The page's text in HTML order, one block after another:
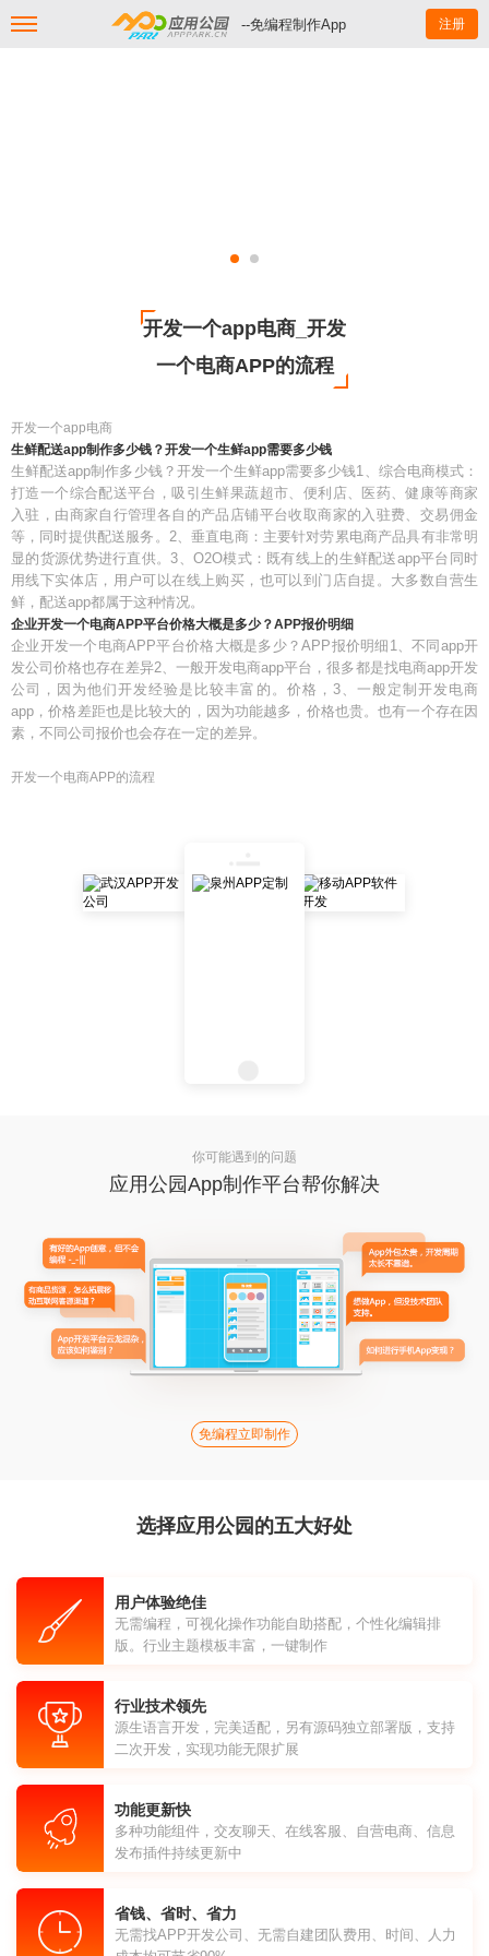
--免编程制作App 注册
开发一个app电商_开发
一个电商APP的流程
开发一个app电商
生鲜配送app制作多少钱？开发一个生鲜app需要多少钱
生鲜配送app制作多少钱？开发一个生鲜app需要多少钱1、综合电商模式：
打造一个综合配送平台，吸引生鲜果蔬超市、便利店、医药、健康等商家
入驻，由商家自行管理各自的产品店铺平台收取商家的入驻费、交易佣金
等，同时提供配送服务。2、垂直电商：主要针对劳累电商产品具有非常明
显的货源优势进行直供。3、O2O模式：既有线上的生鲜配送app平台同时
用线下实体店，用户可以在线上购买，也可以到门店自提。大多数自营生
鲜，配送app都属于这种情况。
企业开发一个电商APP平台价格大概是多少？APP报价明细
企业开发一个电商APP平台价格大概是多少？APP报价明细1、不同app开
发公司价格也存在差异2、一般开发电商app平台，很多都是找电商app开发
公司，因为他们开发经验是比较丰富的。价格，3、一般定制开发电商
app，价格差距也是比较大的，因为功能越多，价格也贵。也有一个存在因
素，不同公司报价也会存在一定的差异。
开发一个电商APP的流程
你可能遇到的问题
应用公园App制作平台帮你解决
免编程立即制作
选择应用公园的五大好处
用户体验绝佳
无需编程，可视化操作功能自助搭配，个性化编辑排
版。行业主题模板丰富，一键制作
行业技术领先
源生语言开发，完美适配，另有源码独立部署版，支持
二次开发，实现功能无限扩展
功能更新快
多种功能组件，交友聊天、在线客服、自营电商、信息
发布插件持续更新中
省钱、省时、省力
无需找APP开发公司、无需自建团队费用、时间、人力